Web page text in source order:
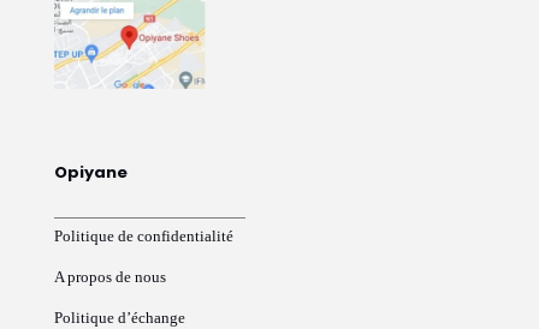
Opiyane
Politique de confidentialité
A propos de nous
Politique d’échange